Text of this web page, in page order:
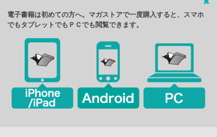
電子書籍は初めての方へ。マガストアで一度購入すると、スマホ
でもタブレットでもＰＣでも閲覧できます。